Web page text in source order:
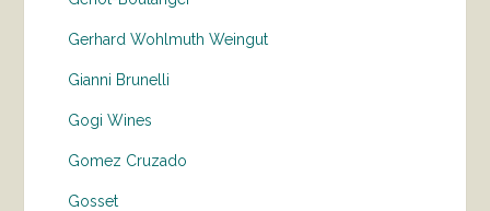
Gerhard Wohlmuth Weingut
Gianni Brunelli
Gogi Wines
Gomez Cruzado
Gosset